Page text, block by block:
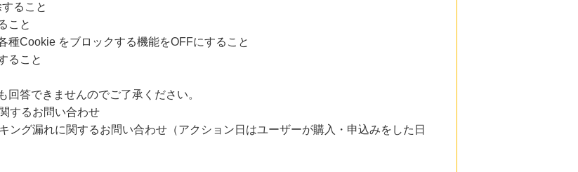
ること
こと
種Cookie をブロックする機能をOFFにすること
ること
答できませんのでご了承ください。
するお問い合わせ
ング漏れに関するお問い合わせ（アクション日はユーザーが購入・申込みをした日